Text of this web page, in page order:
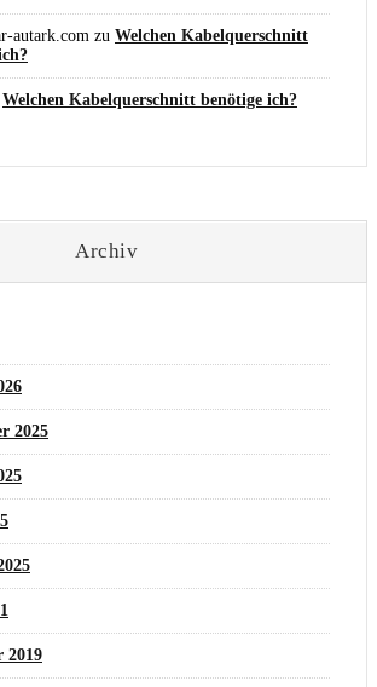
autark.com zu Welchen Kabelquerschnitt
Welchen Kabelquerschnitt benötige ich?
Archiv
2025
2019